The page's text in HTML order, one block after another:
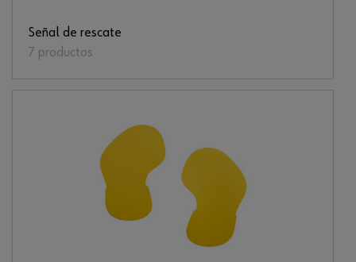
Señal de rescate
7 productos